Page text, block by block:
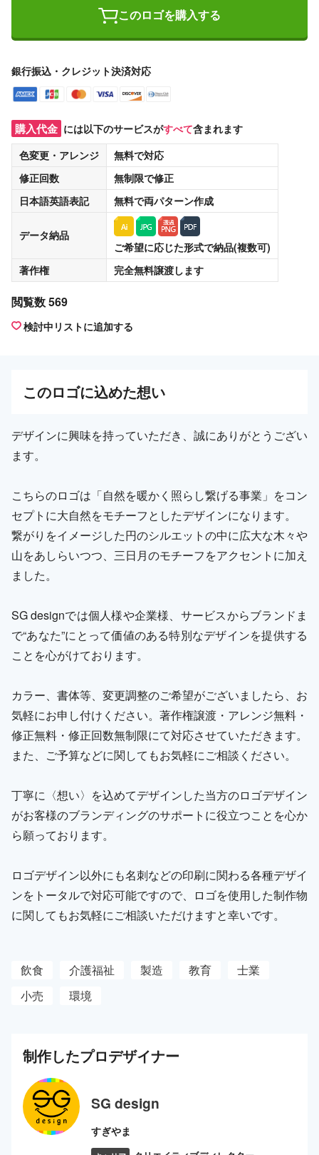
このロゴを購入する
銀行振込・クレジット決済対応
購入代金 には以下のサービスがすべて含まれます
色変更・アレンジ
無料で対応
修正回数
無制限で修正
日本語英語表記
無料で両パターン作成
データ納品
ご希望に応じた形式で納品(複数可)
著作権
完全無料譲渡します
閲覧数 569
検討中リストに追加する
このロゴに込めた想い
デザインに興味を持っていただき、誠にありがとうござい
ます。
こちらのロゴは「自然を暖かく照らし繋げる事業」をコン
セプトに大自然をモチーフとしたデザインになります。
繋がりをイメージした円のシルエットの中に広大な木々や
山をあしらいつつ、三日月のモチーフをアクセントに加え
ました。
SG designでは個人様や企業様、サービスからブランドま
で“あなた”にとって価値のある特別なデザインを提供する
ことを心がけております。
カラー、書体等、変更調整のご希望がございましたら、お
気軽にお申し付けください。著作権譲渡・アレンジ無料・
修正無料・修正回数無制限にて対応させていただきます。
また、ご予算などに関してもお気軽にご相談ください。
丁寧に〈想い〉を込めてデザインした当方のロゴデザイン
がお客様のブランディングのサポートに役立つことを心か
ら願っております。
ロゴデザイン以外にも名刺などの印刷に関わる各種デザイ
ンをトータルで対応可能ですので、ロゴを使用した制作物
に関してもお気軽にご相談いただけますと幸いです。
飲食 介護福祉 製造 教育
士業
小売
環境
制作したプロデザイナー
SG design
すぎやま